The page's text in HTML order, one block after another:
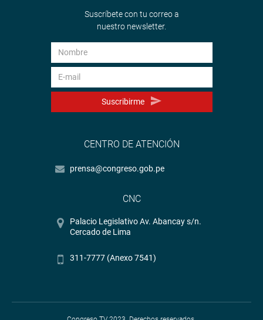
Suscríbete con tu correo a
nuestro newsletter.
Suscribirme
CENTRO DE ATENCIÓN
prensa@congreso.gob.pe
CNC
Palacio Legislativo Av. Abancay s/n.
Cercado de Lima
311-7777 (Anexo 7541)